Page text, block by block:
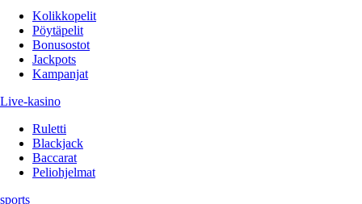
Kolikkopelit
Pöytäpelit
Bonusostot
Jackpots
Kampanjat
Live-kasino
Ruletti
Blackjack
Baccarat
Peliohjelmat
sports